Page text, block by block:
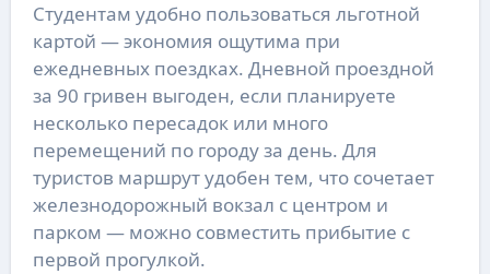
Студентам удобно пользоваться льготной
картой — экономия ощутима при
ежедневных поездках. Дневной проездной
за 90 гривен выгоден, если планируете
несколько пересадок или много
перемещений по городу за день. Для
туристов маршрут удобен тем, что сочетает
железнодорожный вокзал с центром и
парком — можно совместить прибытие с
первой прогулкой.